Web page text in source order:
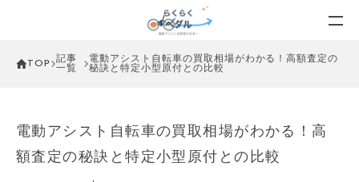
TOP
記事
一覧
電動アシスト自転車の買取相場がわかる！高額査定の
秘訣と特定小型原付との比較
電動アシスト自転車の買取相場がわかる！高
額査定の秘訣と特定小型原付との比較